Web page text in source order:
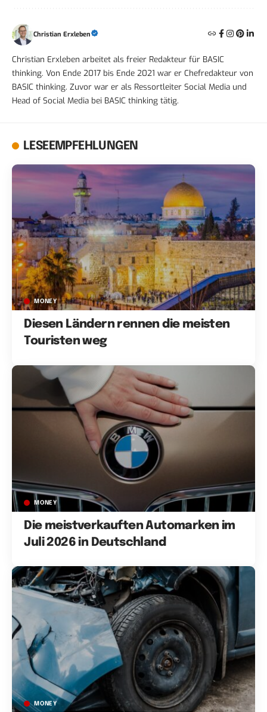
Christian Erxleben
Christian Erxleben arbeitet als freier Redakteur für BASIC
thinking. Von Ende 2017 bis Ende 2021 war er Chefredakteur von
BASIC thinking. Zuvor war er als Ressortleiter Social Media und
Head of Social Media bei BASIC thinking tätig.
LESEEMPFEHLUNGEN
MONEY
Diesen Ländern rennen die meisten
Touristen weg
MONEY
Die meistverkauften Automarken im
Juli 2026 in Deutschland
MONEY